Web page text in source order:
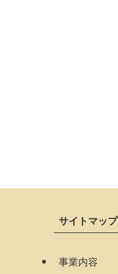
サイトマップ
事業内容